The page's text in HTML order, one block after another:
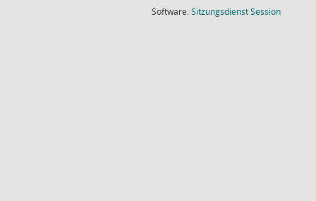
Software:SitzungsdienstSession(Wird in